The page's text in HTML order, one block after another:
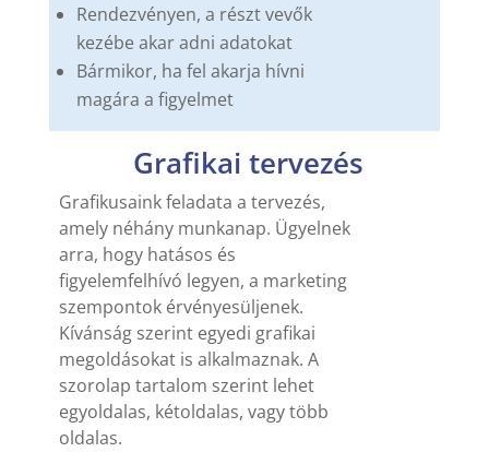
Rendezvényen, a részt vevők
kezébe akar adni adatokat
Bármikor, ha fel akarja hívni
magára a figyelmet
Grafikai tervezés
Grafikusaink feladata a tervezés,
amely néhány munkanap. Ügyelnek
arra, hogy hatásos és
figyelemfelhívó legyen, a marketing
szempontok érvényesüljenek.
Kívánság szerint egyedi grafikai
megoldásokat is alkalmaznak. A
szorolap tartalom szerint lehet
egyoldalas, kétoldalas, vagy több
oldalas.